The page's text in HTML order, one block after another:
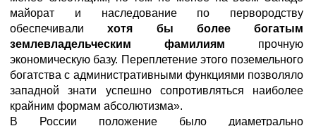
майорат и наследование по первородству
обеспечивалихотя бы более богатым
землевладельческим фамилиям прочную
экономическую базу. Переплетение этого поземельного
богатства с административными функциями позволяло
западной знати успешно сопротивляться наиболее
крайним формам абсолютизма».
В России положение было диаметрально